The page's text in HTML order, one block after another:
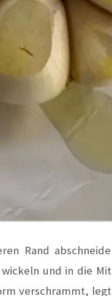
Rand
und in die
verschrammt,